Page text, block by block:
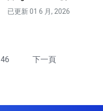
已更新 01 6 月, 2026
46 下一頁